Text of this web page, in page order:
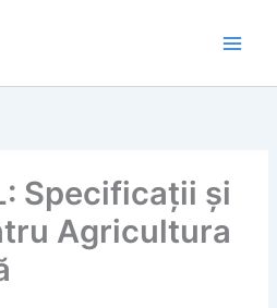
Specificații și
Agricultura